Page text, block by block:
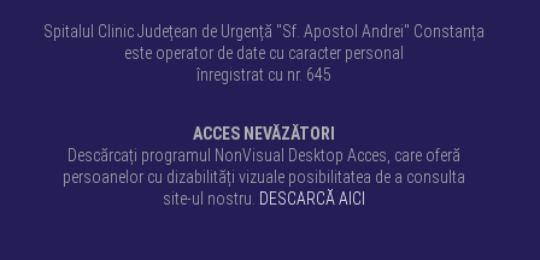
Spitalul Clinic Județean de Urgență "Sf. Apostol Andrei" Constanța
este operator de date cu caracter personal
înregistrat cu nr. 645
ACCES NEVĂZĂTORI
Descărcați programul NonVisual Desktop Acces, care oferă
persoanelor cu dizabilități vizuale posibilitatea de a consulta
site-ul nostru. DESCARCĂ AICI